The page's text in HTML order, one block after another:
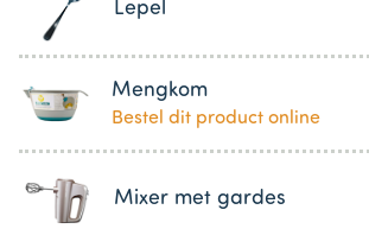
Lepel
Mengkom
Bestel dit product online
Mixer met gardes